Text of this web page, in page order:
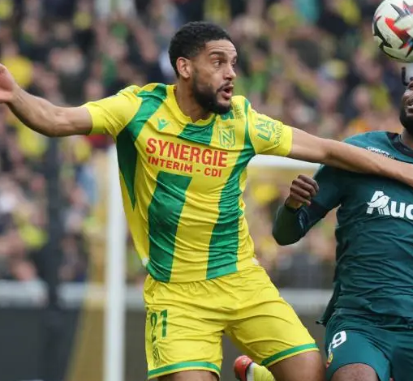
Duel au Sommet entre Lens
et Nantes : Un Match à Ne
Pas Manquer
Lens affronte Nantes : un duel
passionnant en perspective Le…